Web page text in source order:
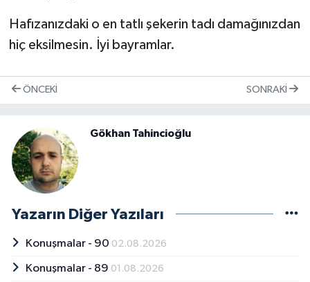
Hafızanızdaki o en tatlı şekerin tadı damağınızdan
hiç eksilmesin. İyi bayramlar.
ÖNCEKI SONRAKI
Gökhan Tahincioğlu
Yazarın Diğer Yazıları
Konuşmalar - 90 02.08.2026
Konuşmalar - 89 01.08.2026